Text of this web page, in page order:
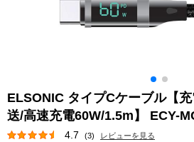
ELSONIC タイプCケーブル【
送/高速充電60W/1.5m】 ECY-
4.7 (3) レビューを見る